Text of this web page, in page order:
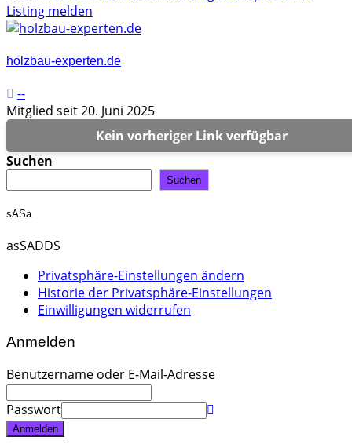
Listing melden
holzbau-experten.de
--
Mitglied seit 20. Juni 2025
Kein vorheriger Link verfügbar
Suchen
Suchen
sASa
asSADDS
Privatsphäre-Einstellungen ändern
Historie der Privatsphäre-Einstellungen
Einwilligungen widerrufen
Anmelden
Benutzername oder E-Mail-Adresse
Passwort
Anmelden